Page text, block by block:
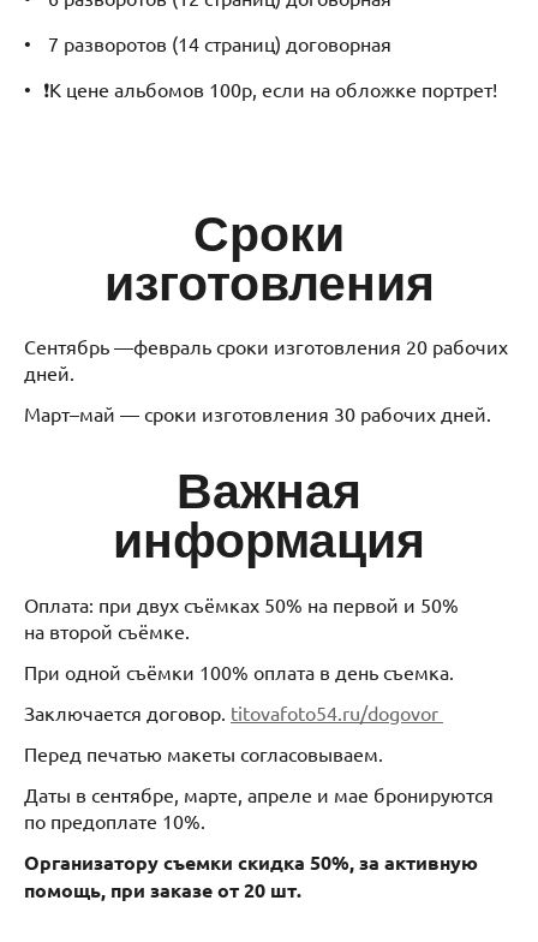
7 разворотов (14 страниц) договорная
❗️К цене альбомов 100р, если на обложке портрет!
Сроки
изготовления
Сентябрь —февраль сроки изготовления 20 рабочих
дней.
Март–май — сроки изготовления 30 рабочих дней.
Важная
информация
Оплата: при двух съёмках 50% на первой и 50%
на второй съёмке.
При одной съёмки 100% оплата в день съемка.
Заключается договор. titovafoto54.ru/dogovor
Перед печатью макеты согласовываем.
Даты в сентябре, марте, апреле и мае бронируются
по предоплате 10%.
Организатору съемки скидка 50%, за активную
помощь, при заказе от 20 шт.